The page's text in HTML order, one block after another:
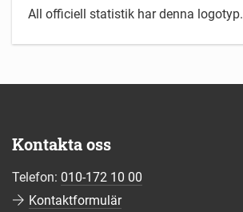
All officiell statistik har denna logotyp.
Kontakta oss
Telefon: 010-172 10 00
Kontaktformulär